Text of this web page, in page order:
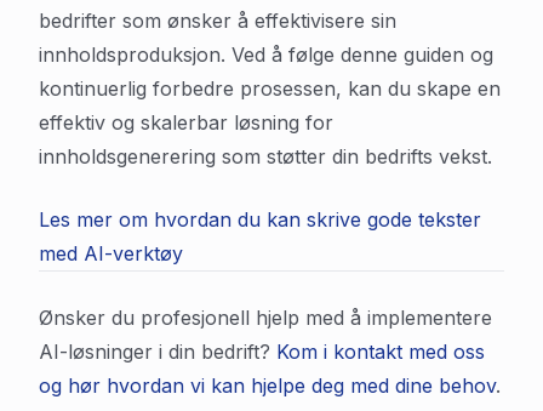
bedrifter som ønsker å effektivisere sin
innholdsproduksjon. Ved å følge denne guiden og
kontinuerlig forbedre prosessen, kan du skape en
effektiv og skalerbar løsning for
innholdsgenerering som støtter din bedrifts vekst.
Les mer om hvordan du kan skrive gode tekster
med AI-verktøy
Ønsker du profesjonell hjelp med å implementere
AI-løsninger i din bedrift? Kom i kontakt med oss
og hør hvordan vi kan hjelpe deg med dine behov.